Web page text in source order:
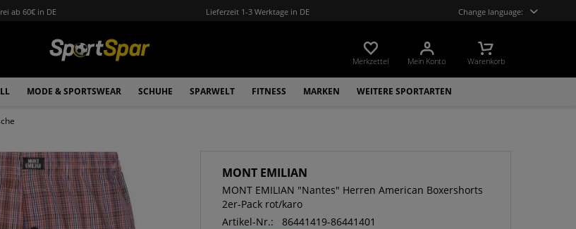
ab 60€ in DE Lieferzeit 1-3 Werktage in DE Change language:
Merkzettel Mein Konto Warenkorb
MODE & SPORTSWEAR SCHUHE SPARWELT FITNESS MARKEN WEITERE SPORTARTEN
MONT EMILIAN
MONT EMILIAN "Nantes" Herren American Boxershorts
2er-Pack rot/karo
Artikel-Nr.:
86441419-86441401